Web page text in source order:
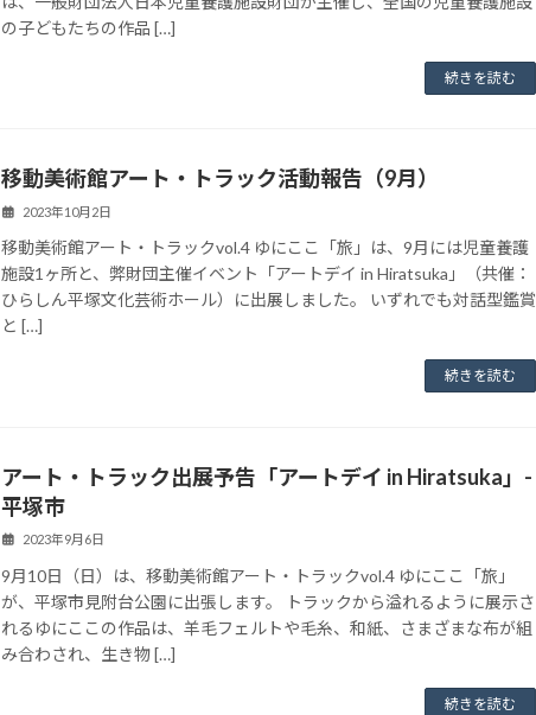
の子どもたちの作品 […]
続きを読む
移動美術館アート・トラック活動報告（9月）
2023年10月2日
移動美術館アート・トラックvol.4 ゆにここ「旅」は、9月には児童養護
施設1ヶ所と、弊財団主催イベント「アートデイ in Hiratsuka」（共催：
ひらしん平塚文化芸術ホール）に出展しました。 いずれでも対話型鑑賞
と […]
続きを読む
アート・トラック出展予告「アートデイ in Hiratsuka」-
平塚市
2023年9月6日
9月10日（日）は、移動美術館アート・トラックvol.4 ゆにここ「旅」
が、平塚市見附台公園に出張します。 トラックから溢れるように展示さ
れるゆにここの作品は、羊毛フェルトや毛糸、和紙、さまざまな布が組
み合わされ、生き物 […]
続きを読む